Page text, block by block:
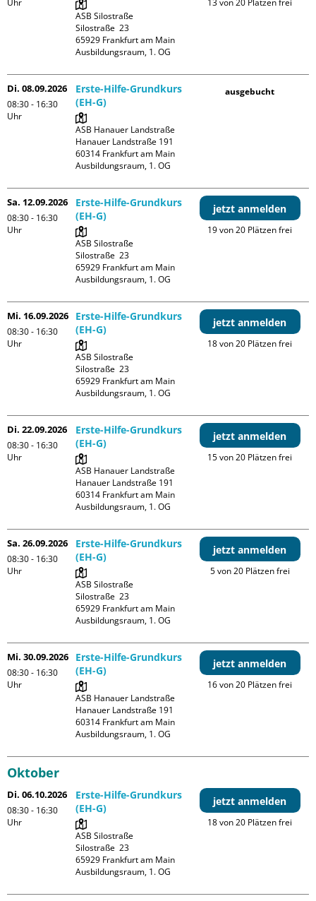
Uhr
ASB Silostraße
Silostraße  23
65929 Frankfurt am Main
Ausbildungsraum, 1. OG
13 von 20 Plätzen frei
Di. 08.09.2026
08:30 - 16:30
Uhr
Erste-Hilfe-Grundkurs
(EH-G)
ASB Hanauer Landstraße
Hanauer Landstraße 191
60314 Frankfurt am Main
Ausbildungsraum, 1. OG
ausgebucht
Sa. 12.09.2026
08:30 - 16:30
Uhr
Erste-Hilfe-Grundkurs
(EH-G)
ASB Silostraße
Silostraße  23
65929 Frankfurt am Main
Ausbildungsraum, 1. OG
jetzt anmelden
19 von 20 Plätzen frei
Mi. 16.09.2026
08:30 - 16:30
Uhr
Erste-Hilfe-Grundkurs
(EH-G)
ASB Silostraße
Silostraße  23
65929 Frankfurt am Main
Ausbildungsraum, 1. OG
jetzt anmelden
18 von 20 Plätzen frei
Di. 22.09.2026
08:30 - 16:30
Uhr
Erste-Hilfe-Grundkurs
(EH-G)
ASB Hanauer Landstraße
Hanauer Landstraße 191
60314 Frankfurt am Main
Ausbildungsraum, 1. OG
jetzt anmelden
15 von 20 Plätzen frei
Sa. 26.09.2026
08:30 - 16:30
Uhr
Erste-Hilfe-Grundkurs
(EH-G)
ASB Silostraße
Silostraße  23
65929 Frankfurt am Main
Ausbildungsraum, 1. OG
jetzt anmelden
5 von 20 Plätzen frei
Mi. 30.09.2026
08:30 - 16:30
Uhr
Erste-Hilfe-Grundkurs
(EH-G)
ASB Hanauer Landstraße
Hanauer Landstraße 191
60314 Frankfurt am Main
Ausbildungsraum, 1. OG
jetzt anmelden
16 von 20 Plätzen frei
Oktober
Di. 06.10.2026
08:30 - 16:30
Uhr
Erste-Hilfe-Grundkurs
(EH-G)
ASB Silostraße
Silostraße  23
65929 Frankfurt am Main
Ausbildungsraum, 1. OG
jetzt anmelden
18 von 20 Plätzen frei